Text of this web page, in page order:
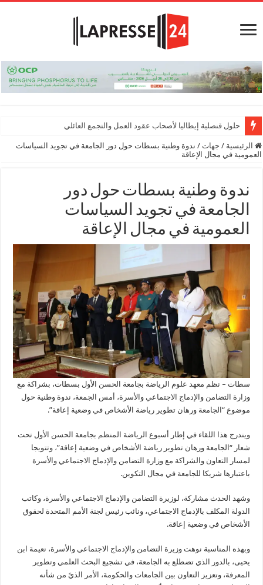
حلول قنصلية إيطاليا لأصحاب عقود العمل والتجمع العائلي
الرئيسية / جهات / ندوة وطنية بسطات حول دور الجامعة في تجويد السياسات
العمومية في مجال الإعاقة
ندوة وطنية بسطات حول دور
الجامعة في تجويد السياسات
العمومية في مجال الإعاقة
سطات – نظم معهد علوم الرياضة بجامعة الحسن الأول بسطات، بشراكة مع
وزارة التضامن والإدماج الاجتماعي والأسرة، أمس الجمعة، ندوة وطنية حول
موضوع “الجامعة ورهان تطوير رياضة الأشخاص في وضعية إعاقة”.
ويندرج هذا اللقاء في إطار أسبوع الرياضة المنظم بجامعة الحسن الأول تحت
شعار “الجامعة ورهان تطوير رياضة الأشخاص في وضعية إعاقة”، وتتويجا
لمسار التعاون والشراكة مع وزارة التضامن والإدماج الاجتماعي والأسرة
باعتبارها شريكا للجامعة في مجال التكوين.
وشهد الحدث مشاركة، لوزيرة التضامن والإدماج الاجتماعي والأسرة، وكاتب
الدولة المكلف بالإدماج الاجتماعي، ونائب رئيس لجنة الأمم المتحدة لحقوق
الأشخاص في وضعية إعاقة.
وبهذه المناسبة نوهت وزيرة التضامن والإدماج الاجتماعي والأسرة، نعيمة ابن
يحيى، بالدور الذي تضطلع به الجامعة، في تشجيع البحث العلمي وتطوير
المعرفة، وتعزيز التعاون بين الجامعات والحكومة، الأمر الذيً من شأنه